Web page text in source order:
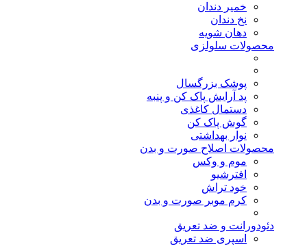
خمیر دندان
نخ دندان
دهان شویه
محصولات سلولزی
پوشک بزرگسال
پد آرایش پاک کن و پنبه
دستمال کاغذی
گوش پاک کن
نوار بهداشتی
محصولات اصلاح صورت و بدن
موم و وکس
افترشیو
خود تراش
کرم موبر صورت و بدن
دئودورانت و ضد تعریق
اسپری ضد تعریق